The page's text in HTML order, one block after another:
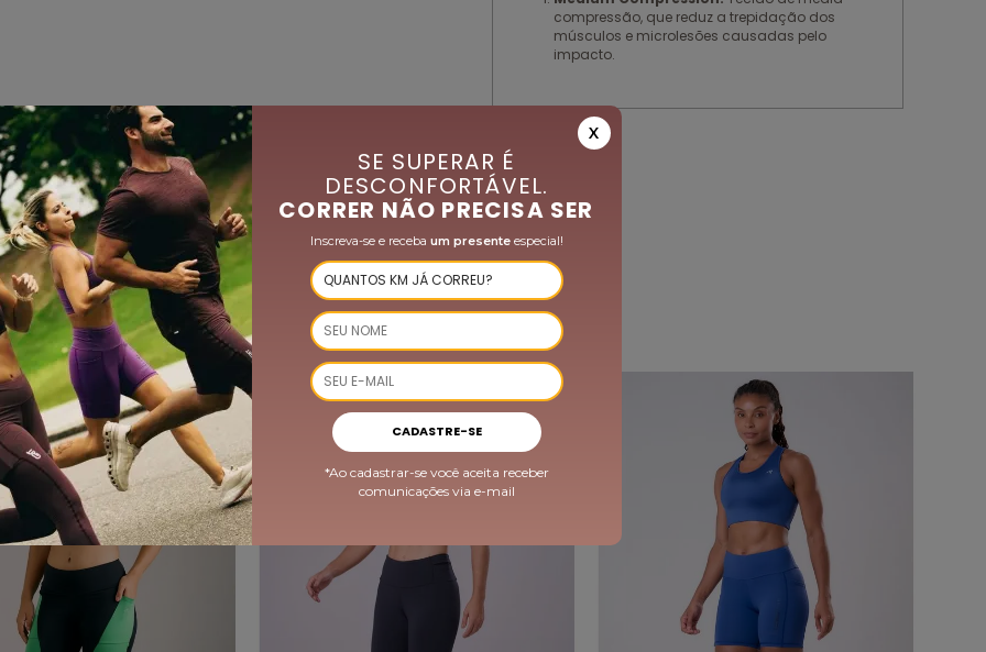
compressão, que reduz a trepidação dos
músculos e microlesões causadas pelo
impacto.
anatômico para maior suporte à região
abdominal, de elástico personalizado, exclusivo,
de 4,5cm. Garante ainda que a peça não fique
pensada durante todo o processo de criação,
desenvolvimento e produção para reduzir ao
construção dos produtos. Cada pequeno
detalhe é considerado na construção dos
ferimento por atrito.
Outros benefícios:
Tecido sustentável | Garrafas PET são base do
Poliéster Reciclado, uma matéria-prima
sustentável. Além disso, ele também é reciclável;
Composição:
QUEM VIU, COMPROU TAMBÉM
-35% -35%
X
SE SUPERAR É
DESCONFORTÁVEL.
CORRER NÃO PRECISA SER
Inscreva-se e receba um presenteespecial!
CADASTRE-SE
*Ao cadastrar-se você aceita receber
comunicações via e-mail